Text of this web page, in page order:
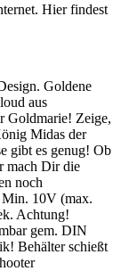
Hier findest
Goldene
aus
Goldmarie! Zeige,
Midas der
gibt es genug! Ob
mach Dir die
noch
Min. 10V (max.
Achtung!
gem. DIN
Behälter schießt